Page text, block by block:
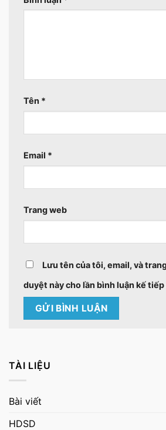
TÀI LIỆU
Bài viết
HDSD
Tên *
Email *
Trang web
Lưu tên của tôi, email, và
duyệt này cho lần bình luận kế